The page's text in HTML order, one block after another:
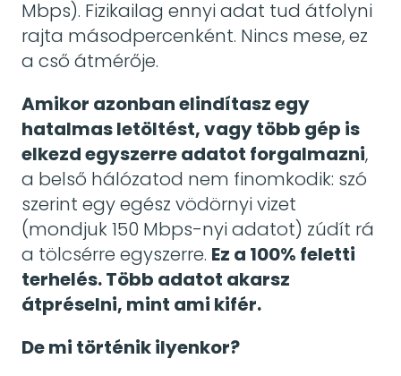
Mbps). Fizikailag ennyi adat tud átfolyni
rajta másodpercenként. Nincs mese, ez
a cső átmérője.
Amikor azonban elindítasz egy
hatalmas letöltést, vagy több gép is
elkezd egyszerre adatot forgalmazni,
a belső hálózatod nem finomkodik: szó
szerint egy egész vödörnyi vizet
(mondjuk 150 Mbps-nyi adatot) zúdít rá
a tölcsérre egyszerre. Ez a 100% feletti
terhelés. Több adatot akarsz
átpréselni, mint ami kifér.
De mi történik ilyenkor?